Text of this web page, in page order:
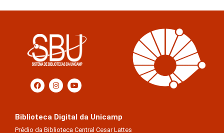
Biblioteca Digital da Unicamp
Prédio da Biblioteca Central Cesar Lattes